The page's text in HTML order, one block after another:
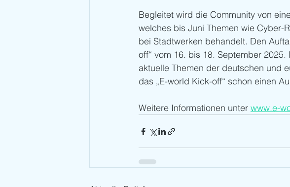
Begleitet wird die Community von
welches bis Juni Themen wie Cyber-
bei Stadtwerken behandelt. Den
off“ vom 16. bis 18. September
aktuelle Themen der deutschen und
das „E-world Kick-off“ schon einen
Weitere Informationen unter www.e-